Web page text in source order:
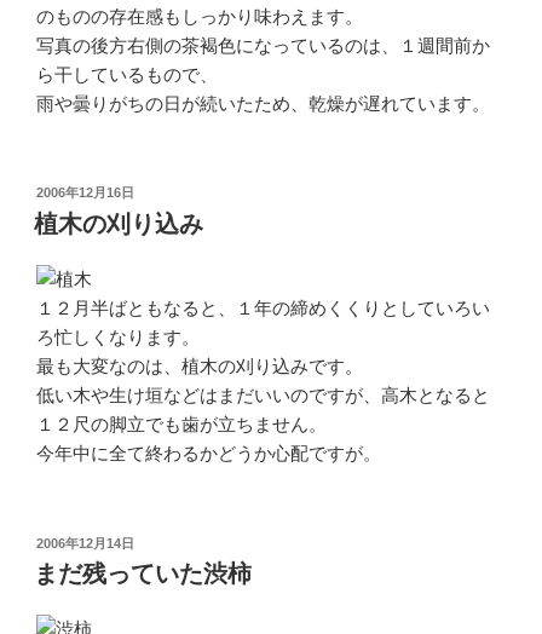
のものの存在感もしっかり味わえます。
写真の後方右側の茶褐色になっているのは、１週間前か
ら干しているもので、
雨や曇りがちの日が続いたため、乾燥が遅れています。
投
稿
日:
2006年12月16日
植木の刈り込み
１２月半ばともなると、１年の締めくくりとしていろい
ろ忙しくなります。
最も大変なのは、植木の刈り込みです。
低い木や生け垣などはまだいいのですが、高木となると
１２尺の脚立でも歯が立ちません。
今年中に全て終わるかどうか心配ですが。
投
稿
日:
2006年12月14日
まだ残っていた渋柿